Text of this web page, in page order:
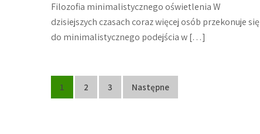
Filozofia minimalistycznego oświetlenia W
dzisiejszych czasach coraz więcej osób przekonuje się
do minimalistycznego podejścia w […]
Stronicowanie
wpisów
1 2 3 Następne